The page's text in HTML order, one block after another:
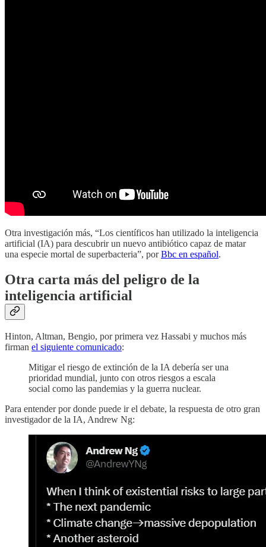
Otra investigación más, “Los científicos han utilizado la inteligencia
artificial (IA) para descubrir un nuevo antibiótico capaz de matar
una especie mortal de superbacteria”, porBbc en español.
Otra carta más del peligro de la
inteligencia artificial
Hinton, Altman, Bengio, por primera vez Hassabi y muchos más
firman el siguiente comunicado:
Mitigar el riesgo de extinción de la IA debería ser una
prioridad mundial, junto con otros riesgos a escala
social como las pandemias y la guerra nuclear.
Para entender por donde puede ir el debate, la respuesta de otro gran
investigador de la IA, Andrew Ng: